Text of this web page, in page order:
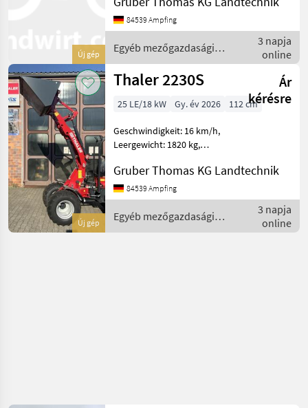
Új gép
________ Technische
Daten: Motor 3 Zylinder
Yanmar, 18, 9 KW (25PS)
Hubraum 1331 ccm Kühlu
84539 Ampfing
Egyéb mezőgazdasági
erőgépek / Thaler
3 napja
online
Új gép
Thaler 2230S
Ár
kérésre
25 LE/18 kW Gy. év 2026 112 cm
Geschwindigkeit: 16 km/h,
Leergewicht: 1820 kg,
________ Technische
Daten: Motor 3 Zylinder
Yanmar, 18, 9 KW (25PS)
Hubraum 1331 ccm Kühlu
Gruber Thomas KG Landtechnik
84539 Ampfing
Egyéb mezőgazdasági
erőgépek / Thaler
3 napja
online